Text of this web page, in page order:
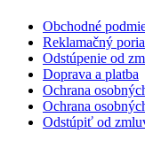
Obchodné
Reklamačný
Odstúpenie od
Doprava a platba
Ochrana
Ochrana
Odstúpiť od